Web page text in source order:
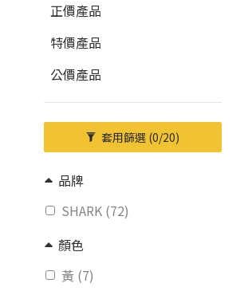
正價產品
特價產品
公價產品
套用篩選 (0/20)
品牌
SHARK (72)
顏色
黃 (7)